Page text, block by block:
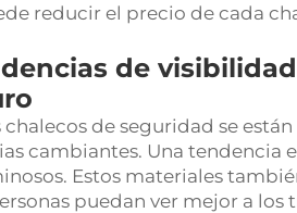
reducir el precio de cada
de
chalecos de seguridad se
cambiantes. Una tendencia
Estos materiales
puedan ver mejor a los